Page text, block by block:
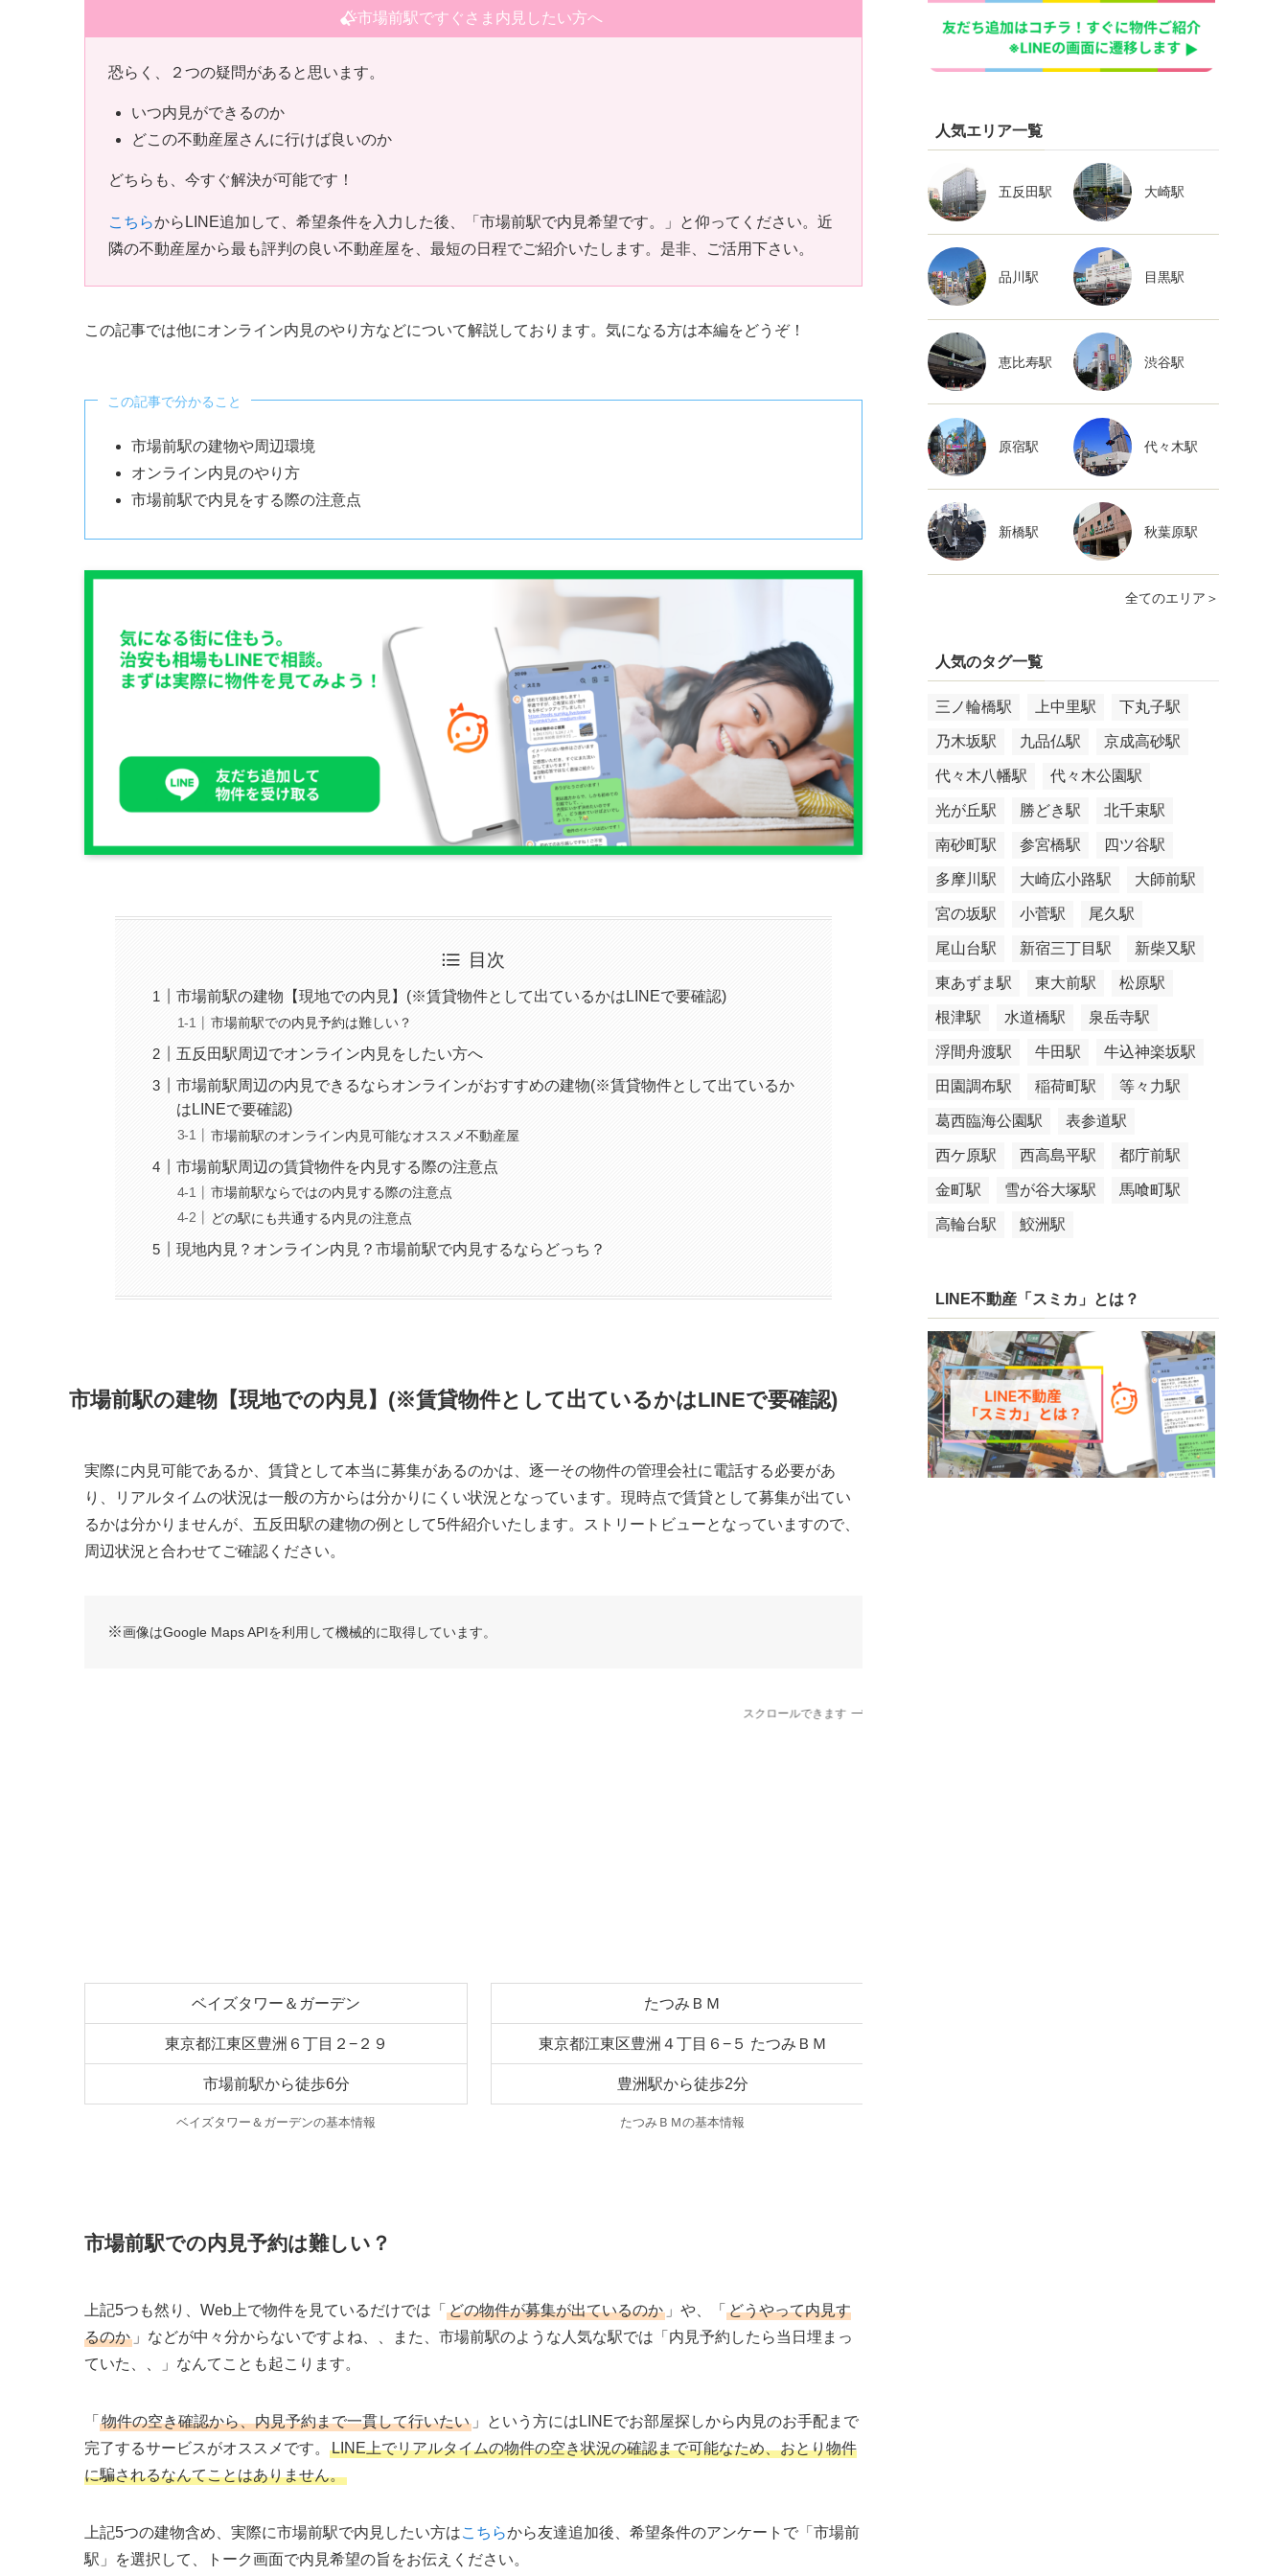
市場前駅ですぐさま内見したい方へ
恐らく、２つの疑問があると思います。
いつ内見ができるのか
どこの不動産屋さんに行けば良いのか
どちらも、今すぐ解決が可能です！
こちらからLINE追加して、希望条件を入力した後、「市場前駅で内見希望です。」と仰ってください。近
隣の不動産屋から最も評判の良い不動産屋を、最短の日程でご紹介いたします。是非、ご活用下さい。
この記事では他にオンライン内見のやり方などについて解説しております。気になる方は本編をどうぞ！
この記事で分かること
市場前駅の建物や周辺環境
オンライン内見のやり方
市場前駅で内見をする際の注意点
目次
市場前駅の建物【現地での内見】(※賃貸物件として出ているかはLINEで要確認)
市場前駅での内見予約は難しい？
五反田駅周辺でオンライン内見をしたい方へ
市場前駅周辺の内見できるならオンラインがおすすめの建物(※賃貸物件として出ているか
はLINEで要確認)
市場前駅のオンライン内見可能なオススメ不動産屋
市場前駅周辺の賃貸物件を内見する際の注意点
市場前駅ならではの内見する際の注意点
どの駅にも共通する内見の注意点
現地内見？オンライン内見？市場前駅で内見するならどっち？
市場前駅の建物【現地での内見】(※賃貸物件として出ているかはLINEで要確認)
実際に内見可能であるか、賃貸として本当に募集があるのかは、逐一その物件の管理会社に電話する必要があ
り、リアルタイムの状況は一般の方からは分かりにくい状況となっています。現時点で賃貸として募集が出てい
るかは分かりませんが、五反田駅の建物の例として5件紹介いたします。ストリートビューとなっていますので、
周辺状況と合わせてご確認ください。
※画像はGoogle Maps APIを利用して機械的に取得しています。
スクロールできます
ベイズタワー＆ガーデン
東京都江東区豊洲６丁目２−２９
市場前駅から徒歩6分
ベイズタワー＆ガーデンの基本情報
たつみＢＭ
東京都江東区豊洲４丁目６−５ たつみＢＭ
豊洲駅から徒歩2分
たつみＢＭの基本情報
市場前駅での内見予約は難しい？
上記5つも然り、Web上で物件を見ているだけでは「 どの物件が募集が出ているのか 」や、「 どうやって内見す
るのか 」などが中々分からないですよね、、また、市場前駅のような人気な駅では「内見予約したら当日埋まっ
ていた、、」なんてことも起こります。
「 物件の空き確認から、内見予約まで一貫して行いたい 」という方にはLINEでお部屋探しから内見のお手配まで
完了するサービスがオススメです。
LINE上でリアルタイムの物件の空き状況の確認まで可能なため、おとり物件
に騙されるなんてことはありません。
上記5つの建物含め、実際に市場前駅で内見したい方はこちらから友達追加後、希望条件のアンケートで「市場前
駅」を選択して、トーク画面で内見希望の旨をお伝えください。
人気エリア一覧
五反田駅 大崎駅
品川駅 目黒駅
恵比寿駅 渋谷駅
原宿駅 代々木駅
新橋駅 秋葉原駅
全てのエリア＞
人気のタグ一覧
三ノ輪橋駅 上中里駅 下丸子駅
乃木坂駅 九品仏駅 京成高砂駅
代々木八幡駅 代々木公園駅
光が丘駅 勝どき駅 北千束駅
南砂町駅 参宮橋駅 四ツ谷駅
多摩川駅 大崎広小路駅 大師前駅
宮の坂駅 小菅駅 尾久駅
尾山台駅 新宿三丁目駅 新柴又駅
東あずま駅 東大前駅 松原駅
根津駅 水道橋駅 泉岳寺駅
浮間舟渡駅 牛田駅 牛込神楽坂駅
田園調布駅 稲荷町駅 等々力駅
葛西臨海公園駅 表参道駅
西ケ原駅 西高島平駅 都庁前駅
金町駅 雪が谷大塚駅 馬喰町駅
高輪台駅 鮫洲駅
LINE不動産「スミカ」とは？